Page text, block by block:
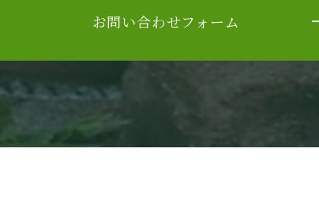
お問い合わせフォーム